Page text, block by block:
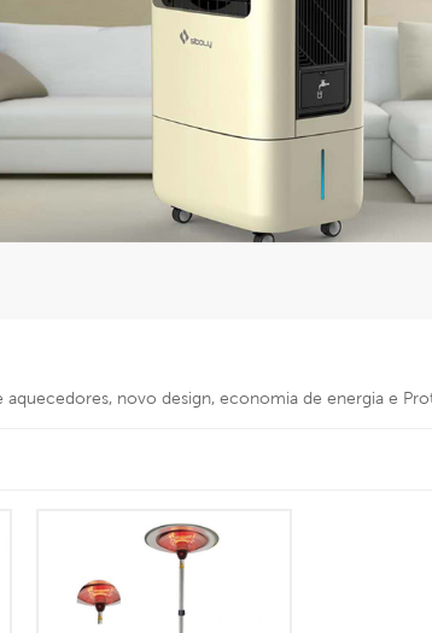
aquecedores, novo design, economia de energia e